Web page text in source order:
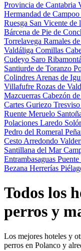
Provincia de Cantabria
Hermandad de Campoo
Ruesga San Vicente de
Bárcena de Pie de
Torrelavega Ramales
Valdáliga Comillas
Cudeyo Saro
Santiurde de Toranzo
Colindres Arenas de
Villafufre Rozas de
Mazcuerras Cabezón
Cartes Guriezo Tresviso
Ruente Meruelo
Polaciones Laredo
Pedro del Romeral
Cesto Arredondo
Santillana del Mar
Entrambasaguas
Bezana Herrerías
Todos los
perros y
Los mejores hoteles y
perros en Polanco y